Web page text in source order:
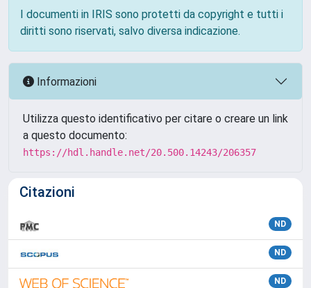
I documenti in IRIS sono protetti da copyright e tutti i
diritti sono riservati, salvo diversa indicazione.
Informazioni
Utilizza questo identificativo per citare o creare un link
a questo documento:
https://hdl.handle.net/20.500.14243/206357
Citazioni
ND
ND
ND